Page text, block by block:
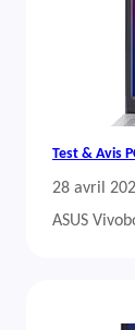
Test & Avis
28 avril
ASUS